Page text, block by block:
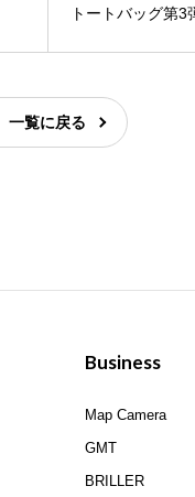
トートバッグ第3
一覧に戻る
Business
Map Camera
GMT
BRILLER